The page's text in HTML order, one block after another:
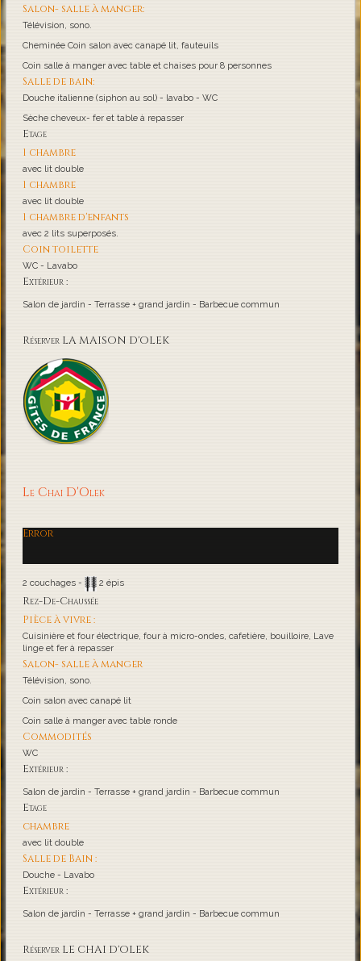
Salon- salle à manger:
Télévision, sono.
Cheminée Coin salon avec canapé lit, fauteuils
Coin salle à manger avec table et chaises pour 8 personnes
Salle de bain:
Douche italienne (siphon au sol) - lavabo - WC
Sèche cheveux- fer et table à repasser
Etage
1 chambre
avec lit double
1 chambre
avec lit double
1 chambre d'enfants
avec 2 lits superposés.
Coin toilette
WC - Lavabo
Extérieur :
Salon de jardin - Terrasse + grand jardin - Barbecue commun
Réserver LA MAISON D'OLEK
Le Chai D'Olek
Error
2 couchages - 2 épis
Rez-De-Chaussée
Pièce à vivre :
Cuisinière et four électrique, four à micro-ondes, cafetière, bouilloire, Lave
linge et fer à repasser
Salon- salle à manger
Télévision, sono.
Coin salon avec canapé lit
Coin salle à manger avec table ronde
Commodités
WC
Extérieur :
Salon de jardin - Terrasse + grand jardin - Barbecue commun
Etage
chambre
avec lit double
Salle de Bain :
Douche - Lavabo
Extérieur :
Salon de jardin - Terrasse + grand jardin - Barbecue commun
Réserver LE CHAI D'OLEK